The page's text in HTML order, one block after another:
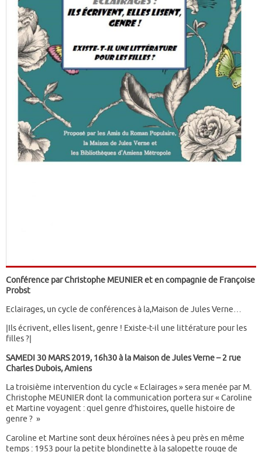
Conférence par Christophe MEUNIER et en compagnie de Françoise
Probst
Eclairages, un cycle de conférences à la,Maison de Jules Verne…
|Ils écrivent, elles lisent, genre ! Existe-t-il une littérature pour les
filles ?|
SAMEDI 30 MARS 2019, 16h30 à la Maison de Jules Verne – 2 rue
Charles Dubois, Amiens
La troisième intervention du cycle « Eclairages » sera menée par M.
Christophe MEUNIER dont la communication portera sur « Caroline
et Martine voyagent : quel genre d’histoires, quelle histoire de
genre ? »
Caroline et Martine sont deux héroïnes nées à peu près en même
temps : 1953 pour la petite blondinette à la salopette rouge de